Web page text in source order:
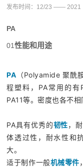
发布时间：12/23 —— 2021
PA
01性能和用途
PA （Polyamide 聚酰
程塑料，PA常用的有
PA11等。密度也各不相
PA具有优秀的韧性，
体透过性，耐水性和
大。
适于制作一般机械零件